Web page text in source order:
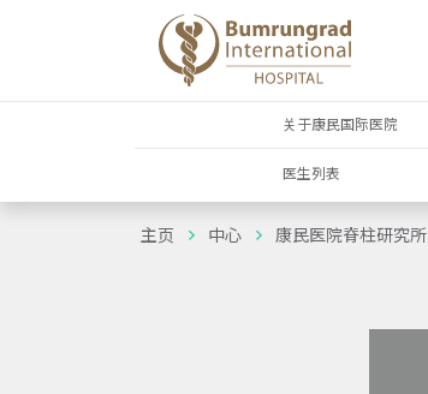
关于康民国际医院
医生列表
主页 中心 康民医院脊柱研究所